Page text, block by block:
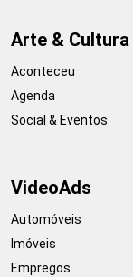
Arte & Cultura
Aconteceu
Agenda
Social & Eventos
VideoAds
Automóveis
Imóveis
Empregos